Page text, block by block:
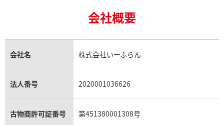
金貨買取
貴金属買取
銀・シルバー買取
パラジウム買取
トパーズ買取
タンザナイト買取
キャッツアイ買取
アクアマリン買取
ロレックス エクスプローラー買取
ロレックス デイトジャスト買取
パテック フィリップノーチラス買取
ヴァシュロン・コンスタンタン買取
オメガ買取
シャネル マトラッセ買取
セリーヌ買取
プラダ買取
ヴァンクリーフ＆アーペル買取
ショーメ買取
ダミアーニ買取
モーブッサン買取
会社概要
会社名 株式会社いーふらん
法人番号 2020001036626
古物商許可証番号 第451380001308号